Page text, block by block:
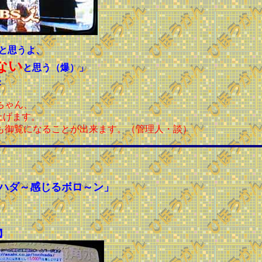
思うよ、
いと思う（爆）」
ゃん、
げます。
御覧になることが出来ます。（管理人・談）
ダ～感じるボロ～ン」